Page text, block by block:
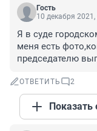
Гость
10 декабря 2021,
Я в суде
меня есть
председателю
ОТВЕТИТЬ 2
Показать